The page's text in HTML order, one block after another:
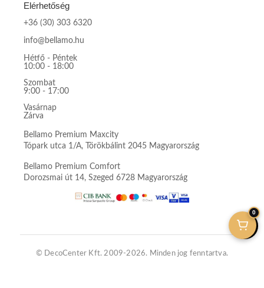
Elérhetőség
+36 (30) 303 6320
info@bellamo.hu
Hétfő - Péntek
10:00 - 18:00
Szombat
9:00 - 17:00
Vasárnap
Zárva
Bellamo Premium Maxcity
Tópark utca 1/A, Törökbálint 2045 Magyarország
Bellamo Premium Comfort
Dorozsmai út 14, Szeged 6728 Magyarország
© DecoCenter Kft. 2009-2026. Minden jog fenntartva.
0